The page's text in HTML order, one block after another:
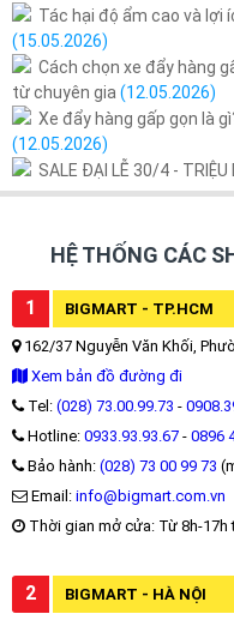
Tác hại độ ẩm cao và lợi
(15.05.2026)
Cách chọn xe đẩy hàng
từ chuyên gia (12.05.2026)
Xe đẩy hàng gấp gọn là
(12.05.2026)
SALE ĐẠI LỄ 30/4 - TRIỆU
HỆ THỐNG CÁC
1 BIGMART - TP.HCM
162/37 Nguyễn Văn Khối,
Xem bản đồ đường đi
Tel: (028) 73.00.99.73 -
Hotline: 0933.93.93.67 - 0896
Bảo hành: (028) 73 00 99 73
Email: info@bigmart.com.vn
Thời gian mở cửa: Từ 8h-
2 BIGMART - HÀ NỘI